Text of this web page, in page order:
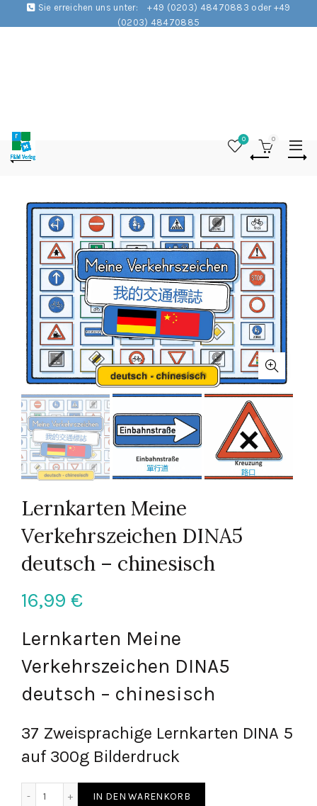
Sie erreichen uns unter:
+49 (0203) 48470883 oder +49
(0203) 48470885
0 0
Lernkarten Meine
Verkehrszeichen DINA5
deutsch – chinesisch
16,99 €
Lernkarten Meine
Verkehrszeichen DINA5
deutsch – chinesisch
37 Zweisprachige Lernkarten DINA 5
auf 300g Bilderdruck
IN DEN WARENKORB